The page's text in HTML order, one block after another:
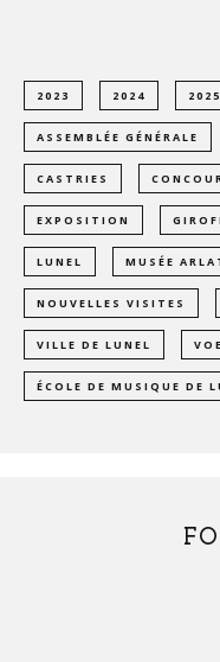
2023 2024 2025
ASSEMBLÉE GÉNÉRALE
CASTRIES
EXPOSITION
LUNEL MUSÉE
NOUVELLES VISITES
VILLE DE LUNEL
ÉCOLE DE MUSIQUE DE